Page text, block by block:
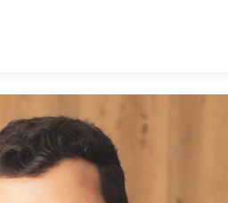
Matheus